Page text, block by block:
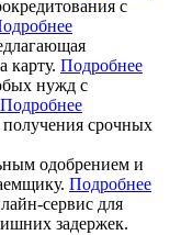
с
карту. Подробнее
нужд с
Подробнее
срочных
одобрением и
Подробнее
сервис для
задержек.